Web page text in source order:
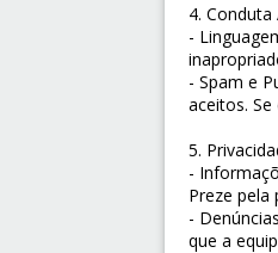
4. Conduta
-
- Spam e
aceitos.
5.
-
Preze pela
-
que a